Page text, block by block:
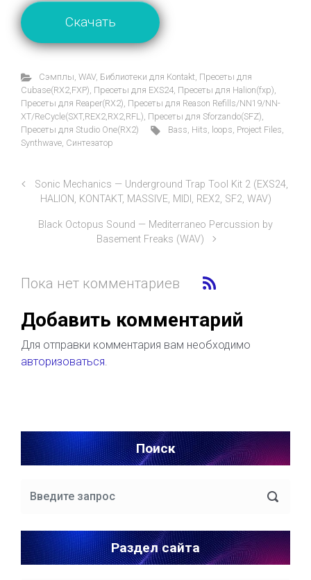
Скачать
Cэмплы, WAV, Библиотеки для Kontakt, Пресеты для
Cubase(RX2,FXP), Пресеты для EXS24, Пресеты для Halion(fxp),
Пресеты для Reaper(RX2), Пресеты для Reason Refills/NN19/NN-
XT/ReCycle(SXT,REX2,RX2,RFL), Пресеты для Sforzando(SFZ),
Пресеты для Studio One(RX2)
Bass, Hits, loops, Project Files,
Synthwave, Синтезатор
Sonic Mechanics — Underground Trap Tool Kit 2 (EXS24,
HALION, KONTAKT, MASSIVE, MIDI, REX2, SF2, WAV)
Black Octopus Sound — Mediterraneo Percussion by
Basement Freaks (WAV)
Пока нет комментариев
Добавить комментарий
Для отправки комментария вам необходимо
авторизоваться.
Поиск
Раздел сайта